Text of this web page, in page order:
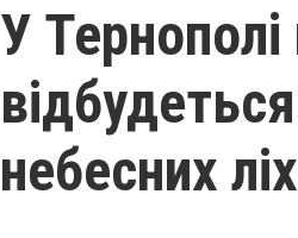
У
небесних